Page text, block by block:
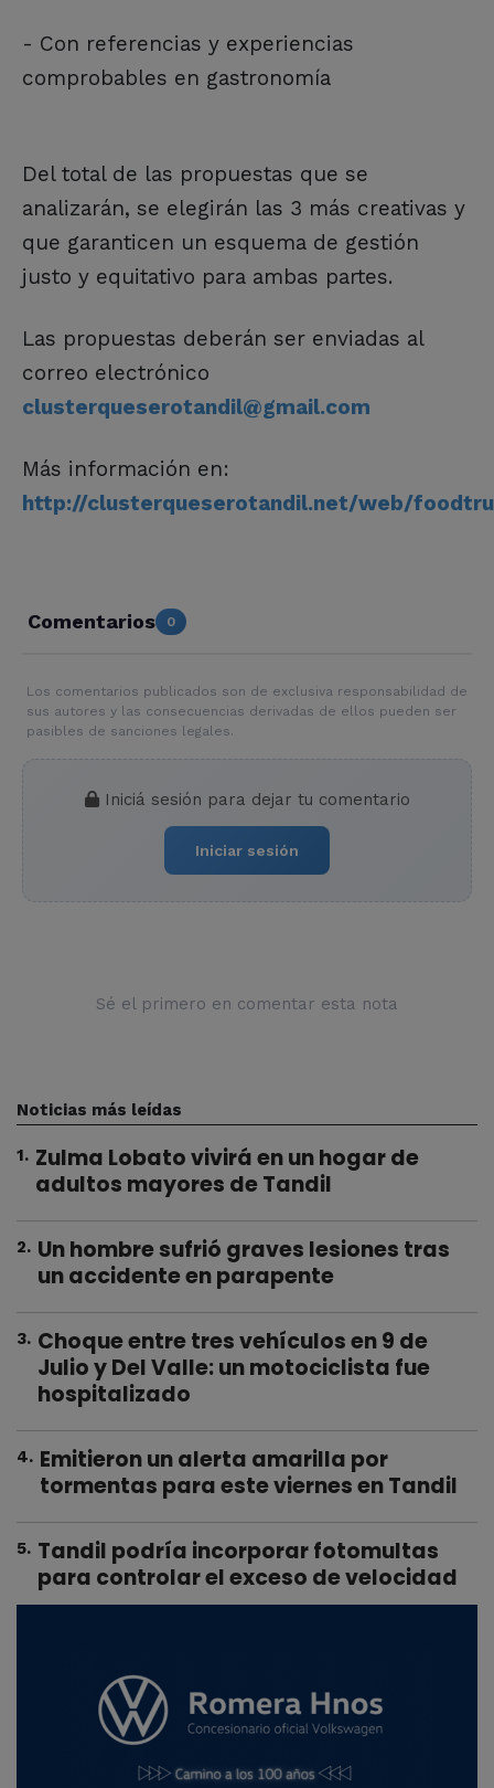
- Con referencias y experiencias
comprobables en gastronomía
Del total de las propuestas que se
analizarán, se elegirán las 3 más creativas y
que garanticen un esquema de gestión
justo y equitativo para ambas partes.
Las propuestas deberán ser enviadas al
correo electrónico
clusterqueserotandil@gmail.com
Más información en:
http://clusterqueserotandil.net/web/
Comentarios 0
Los comentarios publicados son de exclusiva responsabilidad de
sus autores y las consecuencias derivadas de ellos pueden ser
pasibles de sanciones legales.
Iniciá sesión para dejar tu comentario
Iniciar sesión
Sé el primero en comentar esta nota
Noticias más leídas
1. Zulma Lobato vivirá en un hogar de
adultos mayores de Tandil
2. Un hombre sufrió graves lesiones tras
un accidente en parapente
3. Choque entre tres vehículos en 9 de
Julio y Del Valle: un motociclista fue
hospitalizado
4. Emitieron un alerta amarilla por
tormentas para este viernes en Tandil
5. Tandil podría incorporar fotomultas
para controlar el exceso de velocidad